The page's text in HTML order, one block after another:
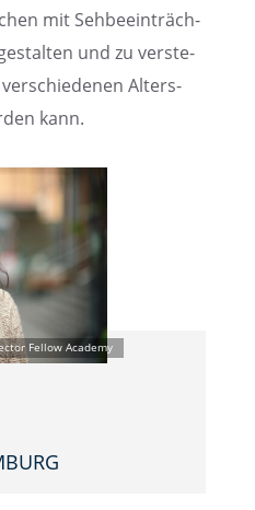
mit Sehbe­ein­träch­
und zu verste­
Alters­
kann.